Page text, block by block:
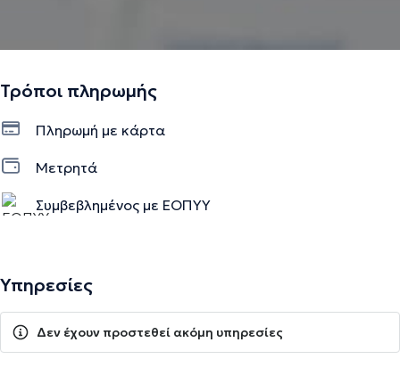
Τρόποι πληρωμής
Πληρωμή με κάρτα
Μετρητά
Συμβεβλημένος με ΕΟΠΥΥ
Υπηρεσίες
Δεν έχουν προστεθεί ακόμη υπηρεσίες